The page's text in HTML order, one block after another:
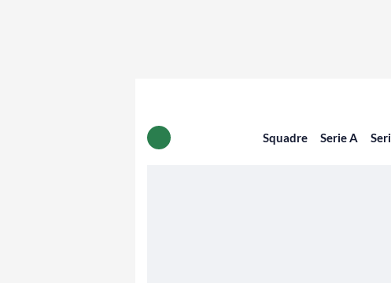
Squadre Serie A